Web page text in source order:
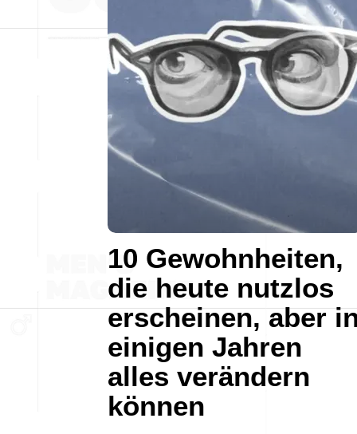
10 Gewohnheiten,
die heute nutzlos
erscheinen, aber
einigen Jahren
alles verändern
können